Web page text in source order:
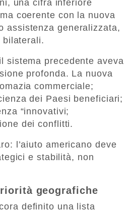
una cifra inferiore
coerente con la nuova
assistenza generalizzata,
bilaterali.
sistema precedente aveva
profonda. La nuova
commerciale;
dei Paesi beneficiari;
“innovativi;
dei conflitti.
l’aiuto americano deve
e stabilità, non
geografiche
definito una lista